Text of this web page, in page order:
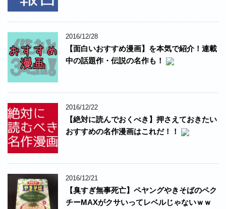
2016/12/28
【面白いおすすめ漫画】を本気で紹介！連載
中の話題作・伝説の名作も！
2016/12/22
【絶対に読んでおくべき】押さえておきたい
おすすめの名作漫画はこれだ！！
2016/12/21
【臭すぎ無事死亡】ペヤングやきそばのペク
チーMAXがクサいってレベルじゃないｗｗ